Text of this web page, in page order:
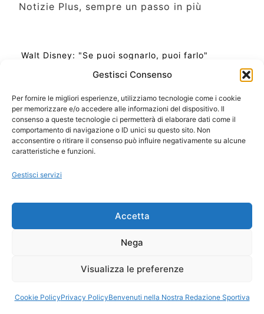
Gestisci Consenso
Per fornire le migliori esperienze, utilizziamo tecnologie come i cookie
per memorizzare e/o accedere alle informazioni del dispositivo. Il
consenso a queste tecnologie ci permetterà di elaborare dati come il
comportamento di navigazione o ID unici su questo sito. Non
acconsentire o ritirare il consenso può influire negativamente su alcune
caratteristiche e funzioni.
Gestisci servizi
Accetta
Nega
Visualizza le preferenze
Cookie PolicyPrivacy PolicyBenvenuti nella Nostra Redazione Sportiva
Notizie Plus, sempre un passo in più
Walt Disney: "Se puoi sognarlo, puoi farlo"
Ora Esatta in Italia in questo momento
Ti Senti Strano Ultimamente? Potrebbe Essere per
la Risonanza di Schumann
Come Sapere Se Stai Ascendendo alla Quinta
Copyright 2026 NotiziePlus.com
📰 Contenuto Umano Verificato
Privacy Coockie
Pubblicità